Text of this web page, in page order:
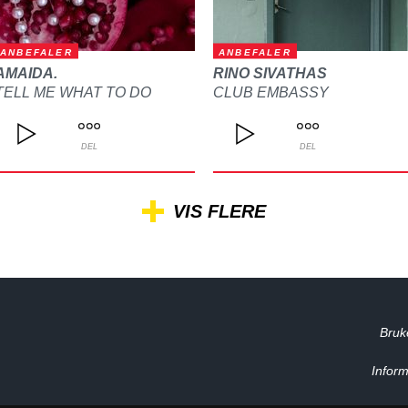
ANBEFALER
ME WHAT TO DO
DEL
ANBEFALER
RINO SIVATHAS
CLUB EMBASSY
DEL
VIS FLERE